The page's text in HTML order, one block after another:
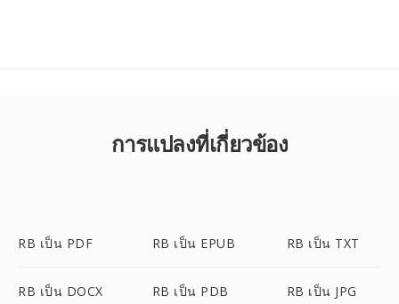
การแปลงที่เกี่ยวข้อง
RB เป็น PDF RB เป็น EPUB RB เป็น TXT
RB เป็น DOCX RB เป็น PDB RB เป็น JPG